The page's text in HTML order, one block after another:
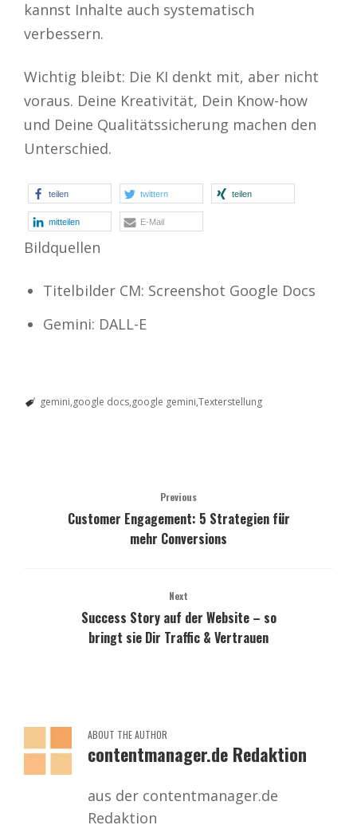
kannst Inhalte auch systematisch
verbessern.
Wichtig bleibt: Die KI denkt mit, aber nicht
voraus. Deine Kreativität, Dein Know-how
und Deine Qualitätssicherung machen den
Unterschied.
teilen twittern teilen
mitteilen E-Mail
Bildquellen
Titelbilder CM: Screenshot Google Docs
Gemini: DALL-E
gemini google docs google gemini Texterstellung
Previous
Customer Engagement: 5 Strategien für
mehr Conversions
Next
Success Story auf der Website – so
bringt sie Dir Traffic & Vertrauen
ABOUT THE AUTHOR
contentmanager.de Redaktion
aus der contentmanager.de
Redaktion